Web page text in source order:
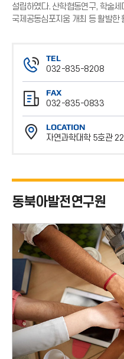
설립하였다. 산학협동연구, 학술
국제공동심포지움 개최 등 활발한
TEL
032-835-8208
전
화
번
호
FAX
032-835-0833
팩
스
번
LOCATION
자연과학대학 5호관
동북아발전연구원